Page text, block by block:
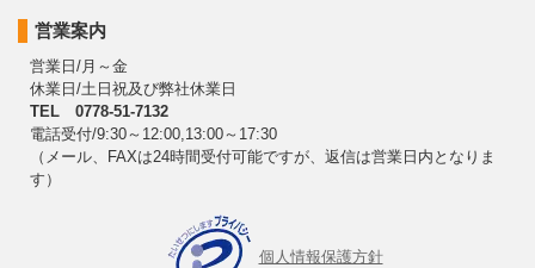
営業案内
営業日/月～金
休業日/土日祝及び弊社休業日
TEL 0778-51-7132
電話受付/9:30～12:00,13:00～17:30
（メール、FAXは24時間受付可能ですが、返信は営業日内となりま
す）
個人情報保護方針